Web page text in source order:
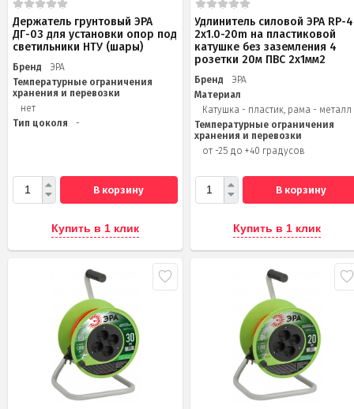
Держатель грунтовый ЭРА
ДГ-03 для установки опор под
светильники НТУ (шары)
Бренд
ЭРА
Температурные ограничения
хранения и перевозки
нет
Тип цоколя
-
В корзину
Купить в 1 клик
Удлинитель силовой ЭРА RP-
2x1.0-20m на пластиковой
катушке без заземления 4
розетки 20м ПВС 2х1мм2
Бренд
ЭРА
Материал
Катушка - пластик, рама - металл
Температурные ограничения
хранения и перевозки
от -25 до +40 градусов
В корзину
Купить в 1 клик